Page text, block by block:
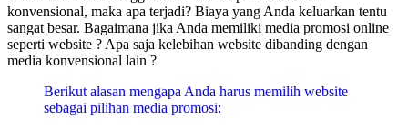
konvensional, maka apa terjadi? Biaya yang Anda keluarkan tentu
sangat besar. Bagaimana jika Anda memiliki media promosi online
seperti website ? Apa saja kelebihan website dibanding dengan
media konvensional lain ?
Berikut alasan mengapa Anda harus memilih website
sebagai pilihan media promosi: